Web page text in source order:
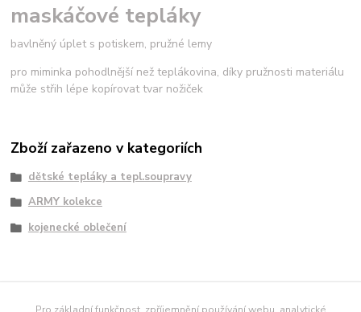
maskáčové tepláky
bavlněný úplet s potiskem, pružné lemy
pro miminka pohodlnější než teplákovina, díky pružnosti materiálu
může střih lépe kopírovat tvar nožiček
Zboží zařazeno v kategoriích
dětské tepláky a tepl.soupravy
ARMY kolekce
kojenecké oblečení
námořnické tričko